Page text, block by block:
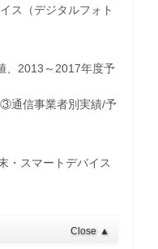
ス（デジタルフォト
、2013～2017年度予
通信事業者別実績/予
・スマートデバイス
Close ▲